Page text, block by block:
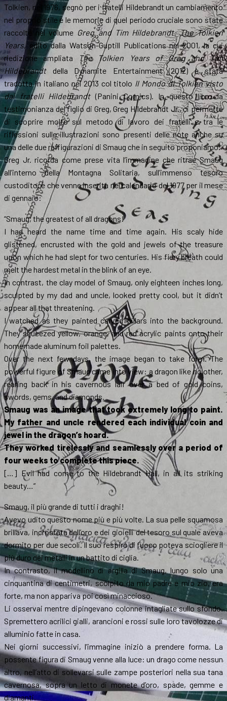
Tolkien, nel 1976, segnò per i fratelli Hildebrandt un cambiamento
nel proprio stile e le memorie di quel periodo cruciale sono state
raccolte nel volume Greg and Tim Hildebrandt: The Tolkien
Years, edito dalla Watson-Guptill Publications nel 2001, la cui
riedizione ampliata
The Tolkien Years of Greg and Tim
Hildebrandtdella Dynamite Entertainment (2012) è stata
tradotta in italiano nel 2013 col titolo Il Mondo di Tolkien visto
dai fratelli Hildebrandt(Panini Comics). In questo libro la
testimonianza del figlio di Greg, Greg Hildebrandt Jr., ci permette
di scoprire molto sul metodo di lavoro dei fratelli e tra le
riflessioni sulle illustrazioni sono presenti delle note anche su
una delle due raffigurazioni di Smaug che in seguito proponiamo.
Greg Jr. ricorda come prese vita l’immagine che ritrae Smaug
all’interno della Montagna Solitaria, sull’immenso tesoro
custodito, e che venne inserita nel calendario del 1977 per il mese
di gennaio:
“Smaug, the greatest of all dragons!
I had heard the name time and time again. His scaly hide
glistened, encrusted with the gold and jewels of the treasure
upon which he had slept for two centuries. His fiery breath could
melt the hardest metal in the blink of an eye.
In contrast, the clay model of Smaug, only eighteen inches long,
sculpted by my dad and uncle, looked pretty cool, but it didn’t
appear all that threatening.
I watched as they painted carved pillars into the background.
They squeezed yellow, orange, and red acrylic paints onto their
homemade aluminum foil palettes.
Over the next few days, the image began to take form. The
powerful figure of Smaug came into view: a dragon like no other,
rearing back in his cavernous lair over a bed of gold coins,
swords, gems, and diamonds.
Smaug was an image that took extremely long to paint.
My father and uncle rendered each individual coin and
jewel in the dragon’s hoard.
They worked tirelessly and seamlessly over a period of
four weeks to complete this piece.
[…] Evil had come to the Hildebrandt Hall, in all its striking
beauty…”
Smaug, il più grande di tutti i draghi!
Avevo udito questo nome più e più volte. La sua pelle squamosa
brillava, incrostata dell’oro e dei gioielli del tesoro sul quale aveva
dormito per due secoli. Il suo respiro di fuoco poteva sciogliere il
più duro dei metalli in un battito di ciglia.
In contrasto, il modellino di argilla di Smaug, lungo solo una
cinquantina di centimetri, scolpito da mio padre e mio zio, era
forte, ma non appariva poi così minaccioso.
Li osservai mentre dipingevano colonne intagliate sullo sfondo.
Spremettero acrilici gialli, arancioni e rossi sulle loro tavolozze di
alluminio fatte in casa.
Nei giorni successivi, l’immagine iniziò a prendere forma. La
possente figura di Smaug venne alla luce: un drago come nessun
altro, nell’atto di sollevarsi sulle zampe posteriori nella sua tana
cavernosa, sopra un letto di monete d’oro, spade, gemme e
diamanti.